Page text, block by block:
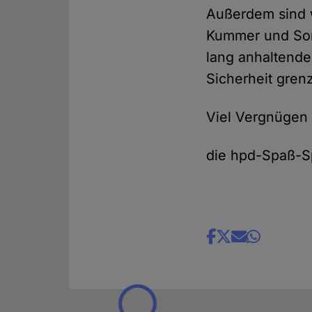
Außerdem sind
Kummer und
lang
Sicherheit
Viel Vergnügen
die hpd-Spaß-
Share